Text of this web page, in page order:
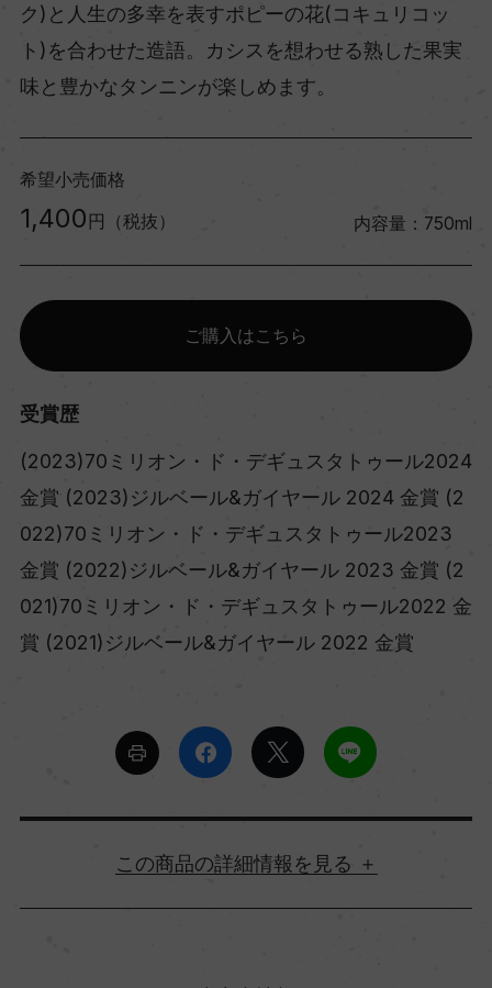
ク)と人生の多幸を表すポピーの花(コキュリコッ
ト)を合わせた造語。カシスを想わせる熟した果実
味と豊かなタンニンが楽しめます。
希望小売価格
1,400 円（税抜） 内容量：750ml
ご購入はこちら
受賞歴
(2023)70ミリオン・ド・デギュスタトゥール2024
金賞 (2023)ジルベール&ガイヤール 2024 金賞 (2
022)70ミリオン・ド・デギュスタトゥール2023
金賞 (2022)ジルベール&ガイヤール 2023 金賞 (2
021)70ミリオン・ド・デギュスタトゥール2022 金
賞 (2021)ジルベール&ガイヤール 2022 金賞
詳細情報